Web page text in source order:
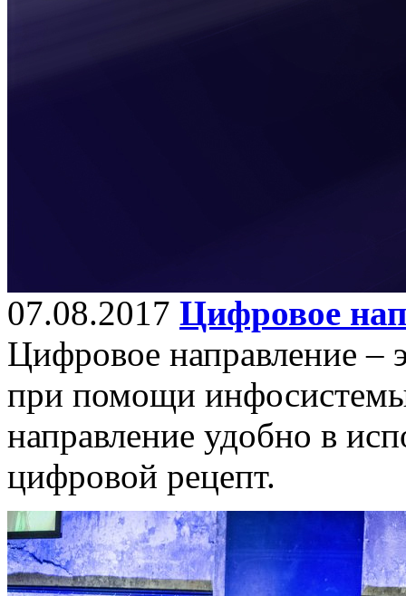
07.08.2017 Цифровое
Цифровое направление –
при помощи
направление удобно в
цифровой рецепт.